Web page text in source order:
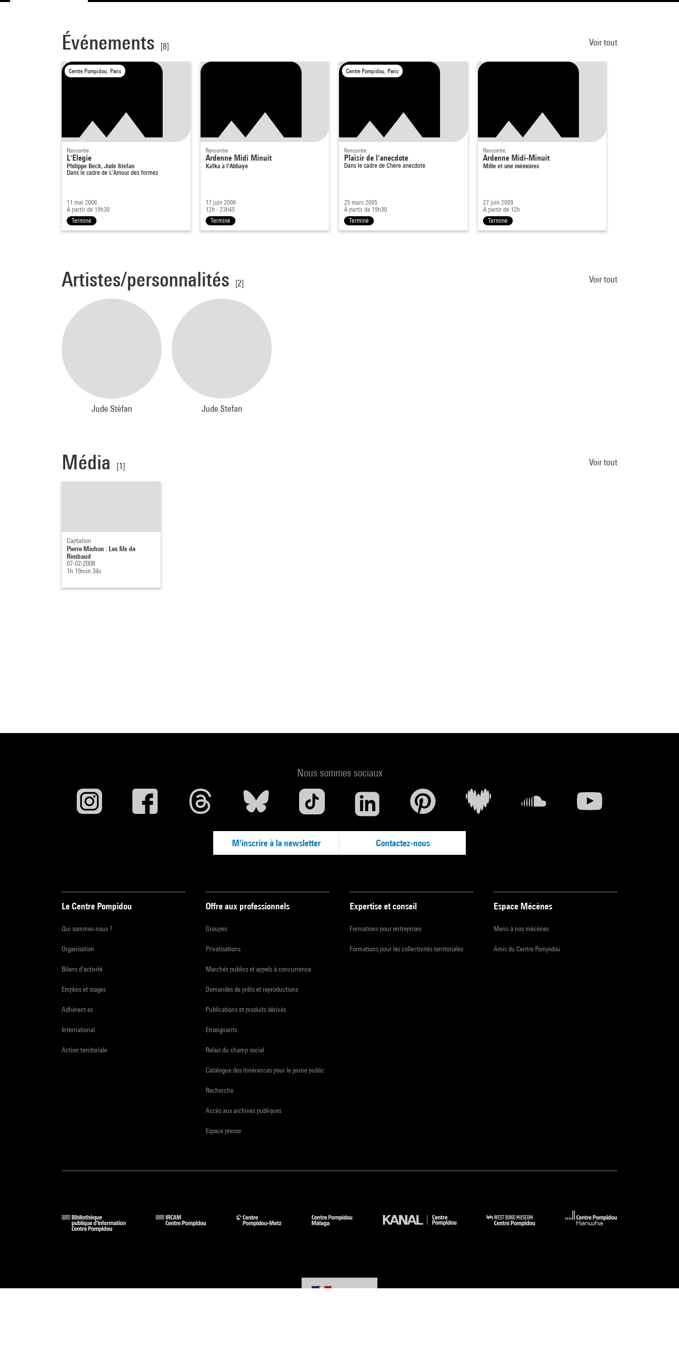
Événements [8] Voir tout
Centre Pompidou, Paris
Rencontre
L'Elegie
Philippe Beck, Jude Stefan
Dans le cadre de L'Amour des formes
11 mai 2006
À partir de 19h30
Terminé
Rencontre
Ardenne Midi Minuit
Kafka à l'Abbaye
17 juin 2006
12h - 23h45
Terminé
Centre Pompidou, Paris
Rencontre
Plaisir de l'anecdote
Dans le cadre de Chère anecdote
25 mars 2005
À partir de 19h30
Terminé
Rencontre
Ardenne Midi-Minuit
Mille et une mémoires
27 juin 2009
À partir de 12h
Terminé
Artistes/personnalités [2] Voir tout
Jude Stéfan Jude Stefan
Média [1] Voir tout
Captation
Pierre Michon : Les fils de
Rimbaud
07-02-2008
1h 19min 34s
Nous sommes sociaux
M'inscrire à la newsletter Contactez-nous
Le Centre Pompidou
Qui sommes-nous ?
Organisation
Bilans d'activité
Emplois et stages
Adhérent·es
International
Action territoriale
Offre aux professionnels
Groupes
Privatisations
Marchés publics et appels à concurrence
Demandes de prêts et reproductions
Publications et produits dérivés
Enseignants
Relais du champ social
Catalogue des itinérances pour le jeune public
Recherche
Accès aux archives publiques
Espace presse
Expertise et conseil
Formations pour entreprises
Formations pour les collectivités territoriales
Espace Mécènes
Merci à nos mécènes
Amis du Centre Pompidou